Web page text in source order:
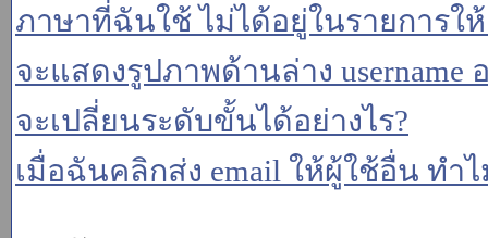
ภาษาที่ฉันใช้ ไม่ได้อยู่ในรายการใ
จะแสดงรูปภาพด้านล่าง username
จะเปลี่ยนระดับขั้นได้อย่างไร?
เมื่อฉันคลิกส่ง email ให้ผู้ใช้อื่น ทำ